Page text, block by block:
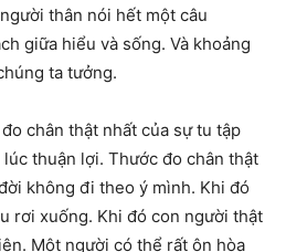
thân nói hết một câu
giữa hiểu và sống. Và khoảng
ta tưởng.
chân thật nhất của sự tu tập
thuận lợi. Thước đo chân thật
không đi theo ý mình. Khi đó
rơi xuống. Khi đó con người thật
Một người có thể rất ôn hòa